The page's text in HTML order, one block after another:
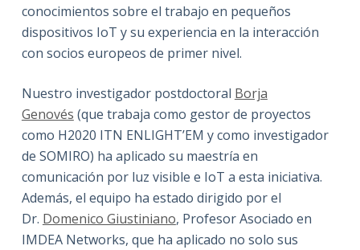
conocimientos sobre el trabajo en pequeños
dispositivos IoT y su experiencia en la interacción
con socios europeos de primer nivel.
Nuestro investigador postdoctoral Borja
Genovés (que trabaja como gestor de proyectos
como H2020 ITN ENLIGHT’EM y como investigador
de SOMIRO) ha aplicado su maestría en
comunicación por luz visible e IoT a esta iniciativa.
Además, el equipo ha estado dirigido por el
Dr. Domenico Giustiniano, Profesor Asociado en
IMDEA Networks, que ha aplicado no solo sus